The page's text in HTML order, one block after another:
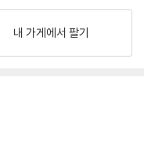
내 가게에서 팔기